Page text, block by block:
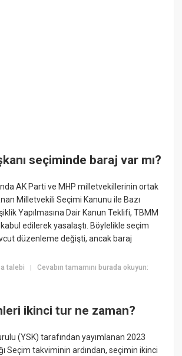
seçiminde baraj var mı?
AK Parti ve MHP milletvekillerinin ortak
Milletvekili Seçimi Kanunu ile Bazı
Yapılmasına Dair Kanun Teklifi, TBMM
edilerek yasalaştı. Böylelikle seçim
düzenleme değişti, ancak baraj
talebi |Cevabın tamamını burada okuyun:
ikinci tur ne zaman?
(YSK) tarafından yayımlanan 2023
Seçim takviminin ardından, seçimin ikinci